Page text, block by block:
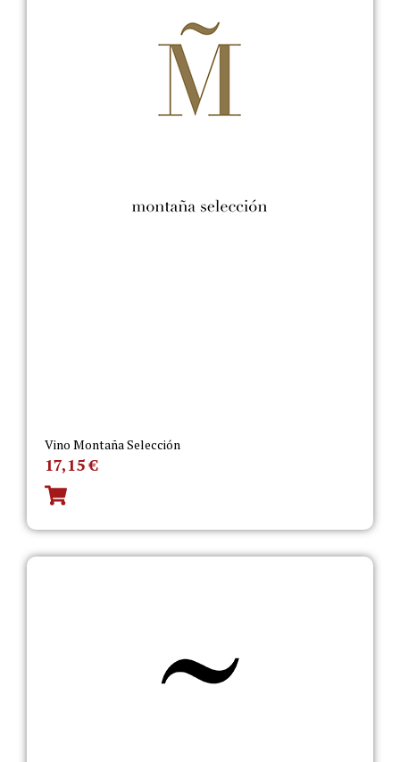
Vino Montaña Selección
17,15€